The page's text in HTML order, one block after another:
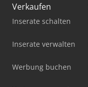
Verkaufen
Inserate schalten
Inserate verwalten
Werbung buchen